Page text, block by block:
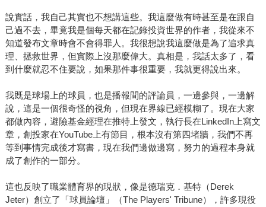
說實話，我自己其實也不想講這些。我這麼做有時甚至是在跟自
己過不去，畢竟我是個每天都在記錄投資世界的作者，我從來不
知道發布文章時會不會得罪人。我很想說我這麼做是為了追求真
理、拯救世界，但實際上沒那麼偉大。真相是，我話太多了，看
到什麼就忍不住要說，如果那件事很重要，我就更得說出來。
我既是球場上的球員，也是播報間的評論員，一邊參與，一邊解
說，這是一個很奇怪的視角，但現在界線已經模糊了。現在大家
都做內容，避險基金經理在推特上發文，執行長在LinkedIn上寫文
章，創投家在YouTube上有節目，根本沒有第四堵牆，我們不再
等到事情完成後才寫書，現在我們邊做邊寫，努力的過程本身就
成了創作的一部分。
這也反映了職業體育界的現狀，像是德瑞克．基特（Derek
Jeter）創立了「球員論壇」（The Players' Tribune），許多現役